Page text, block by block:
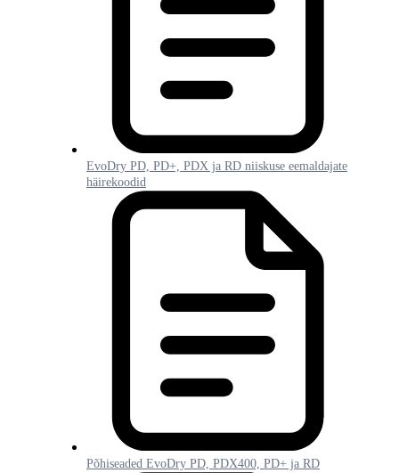
EvoDry PD, PD+, PDX ja RD niiskuse eemaldajate
häirekoodid
Põhiseaded EvoDry PD, PDX400, PD+ ja RD